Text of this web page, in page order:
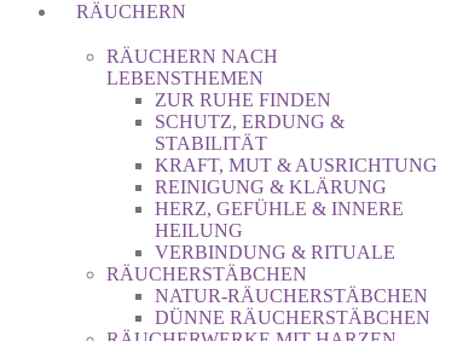
RÄUCHERN
RÄUCHERN NACH
LEBENSTHEMEN
ZUR RUHE FINDEN
SCHUTZ, ERDUNG &
STABILITÄT
KRAFT, MUT & AUSRICHTUNG
REINIGUNG & KLÄRUNG
HERZ, GEFÜHLE & INNERE
HEILUNG
VERBINDUNG & RITUALE
RÄUCHERSTÄBCHEN
NATUR-RÄUCHERSTÄBCHEN
DÜNNE RÄUCHERSTÄBCHEN